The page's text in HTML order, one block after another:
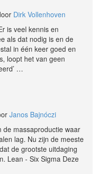
Dirk Vollenhoven
is veel kennis en
als dat nodig is en de
in één keer goed en
loopt het van geen
…
Janos Bajnóczi
de massaproductie waar
lag. Nu zijn de meeste
de grootste uitdaging
Lean - Six Sigma Deze